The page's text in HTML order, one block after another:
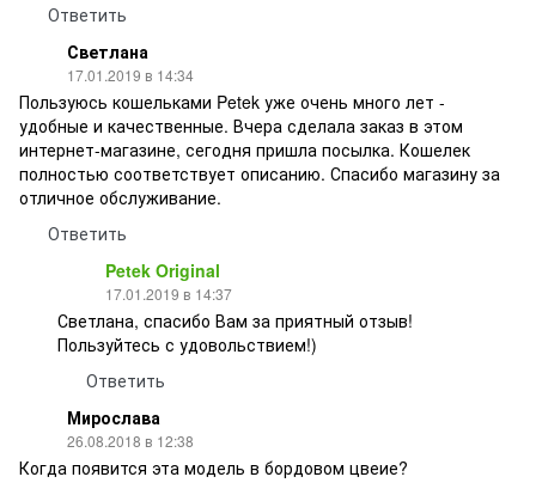
Ответить
Светлана
17.01.2019 в 14:34
Пользуюсь кошельками Petek уже очень много лет -
удобные и качественные. Вчера сделала заказ в этом
интернет-магазине, сегодня пришла посылка. Кошелек
полностью соответствует описанию. Спасибо магазину за
отличное обслуживание.
Ответить
Petek Original
17.01.2019 в 14:37
Светлана, спасибо Вам за приятный отзыв!
Пользуйтесь с удовольствием!)
Ответить
Мирослава
26.08.2018 в 12:38
Когда появится эта модель в бордовом цвеие?